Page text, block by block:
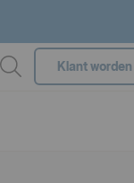
Klant worden